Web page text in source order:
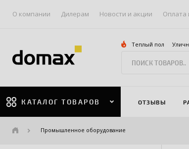
О компании Дилерам Новости и акции Оплата
Теплый пол
КАТАЛОГ ТОВАРОВ ОТЗЫВЫ
Промышленное оборудование